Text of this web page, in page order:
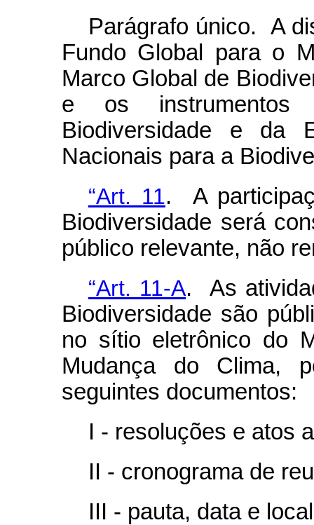
Parágrafo único. A
Fundo Global para o
Marco Global de
e os
Biodiversidade e da
Nacionais para a
“Art. 11. A
Biodiversidade será
público relevante, não
“Art. 11-A. As
Biodiversidade são
no sítio eletrônico do
Mudança do Clima,
seguintes documentos:
I - resoluções e atos
II - cronograma de
III - pauta, data e